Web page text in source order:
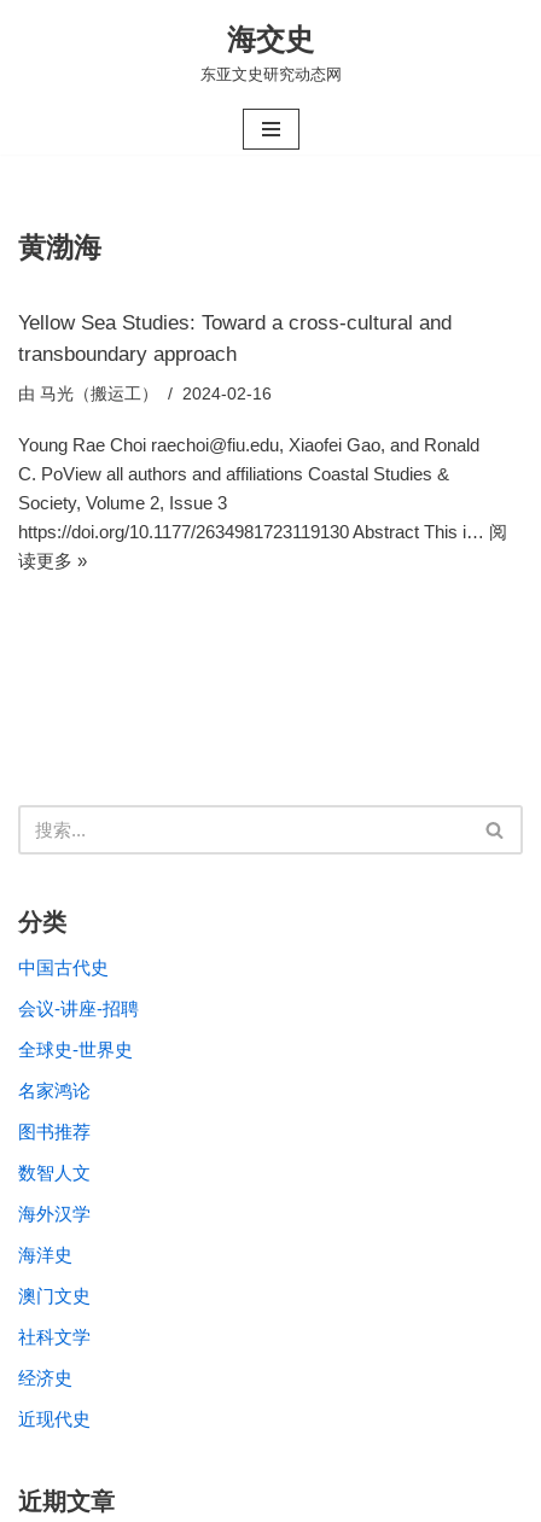
海交史
东亚文史研究动态网
黄渤海
Yellow Sea Studies: Toward a cross-cultural and
transboundary approach
由 马光（搬运工） 2024-02-16
Young Rae Choi raechoi@fiu.edu, Xiaofei Gao, and Ronald
C. PoView all authors and affiliations Coastal Studies &
Society, Volume 2, Issue 3
https://doi.org/10.1177/2634981723119130 Abstract This i… 阅
读更多 »
分类
中国古代史
会议-讲座-招聘
全球史-世界史
名家鸿论
图书推荐
数智人文
海外汉学
海洋史
澳门文史
社科文学
经济史
近现代史
近期文章